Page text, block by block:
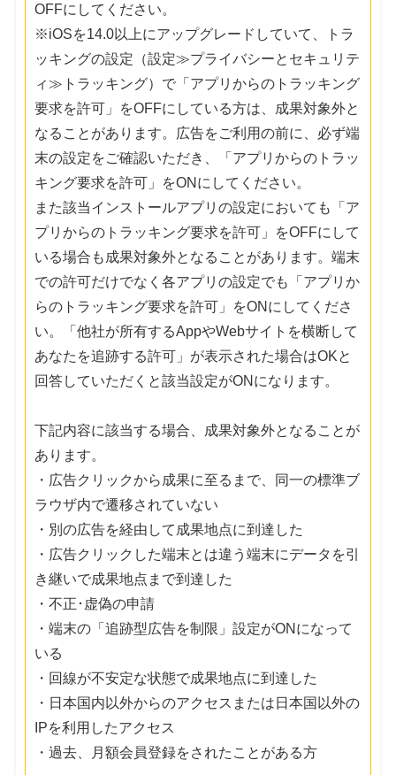
OFFにしてください。
※iOSを14.0以上にアップグレードしていて、トラ
ッキングの設定（設定≫プライバシーとセキュリテ
ィ≫トラッキング）で「アプリからのトラッキング
要求を許可」をOFFにしている方は、成果対象外と
なることがあります。広告をご利用の前に、必ず端
末の設定をご確認いただき、「アプリからのトラッ
キング要求を許可」をONにしてください。
また該当インストールアプリの設定においても「ア
プリからのトラッキング要求を許可」をOFFにして
いる場合も成果対象外となることがあります。端末
での許可だけでなく各アプリの設定でも「アプリか
らのトラッキング要求を許可」をONにしてくださ
い。「他社が所有するAppやWebサイトを横断して
あなたを追跡する許可」が表示された場合はOKと
回答していただくと該当設定がONになります。
下記内容に該当する場合、成果対象外となることが
あります。
・広告クリックから成果に至るまで、同一の標準ブ
ラウザ内で遷移されていない
・別の広告を経由して成果地点に到達した
・広告クリックした端末とは違う端末にデータを引
き継いで成果地点まで到達した
・不正･虚偽の申請
・端末の「追跡型広告を制限」設定がONになって
いる
・回線が不安定な状態で成果地点に到達した
・日本国内以外からのアクセスまたは日本国以外の
IPを利用したアクセス
・過去、月額会員登録をされたことがある方